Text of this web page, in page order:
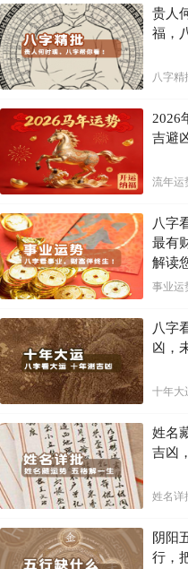
星可能不会显著影响健康。而在
会因为经济压力而影响健康。因
制定针对性的预防措施。
权威文献参考
《滴天髓》中提到：“病符星者
《易经》中也曾提到类似描述，
《滴天髓》中“病符星主疾厄之
身体健康可能面临挑战，需要积
全面的健康措施。
总结
病符星的出现并非预示着必然患
健康。 记住，命理分析只是参
信，更要结合自身的实际情况，
出最适合自己的预防措施。
贵人
福，
八字精
2026
吉避
流年运
八字
最有
解读
局！
事业运
八字
凶，
十年大
姓名
吉凶
姓名详
阴阳
行，